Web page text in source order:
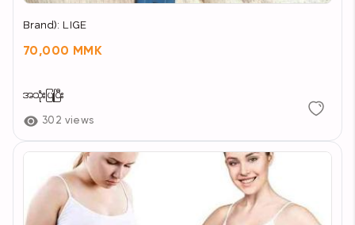
Brand): LIGE
70,000 MMK
အသုံးပြုပြီး
302 views